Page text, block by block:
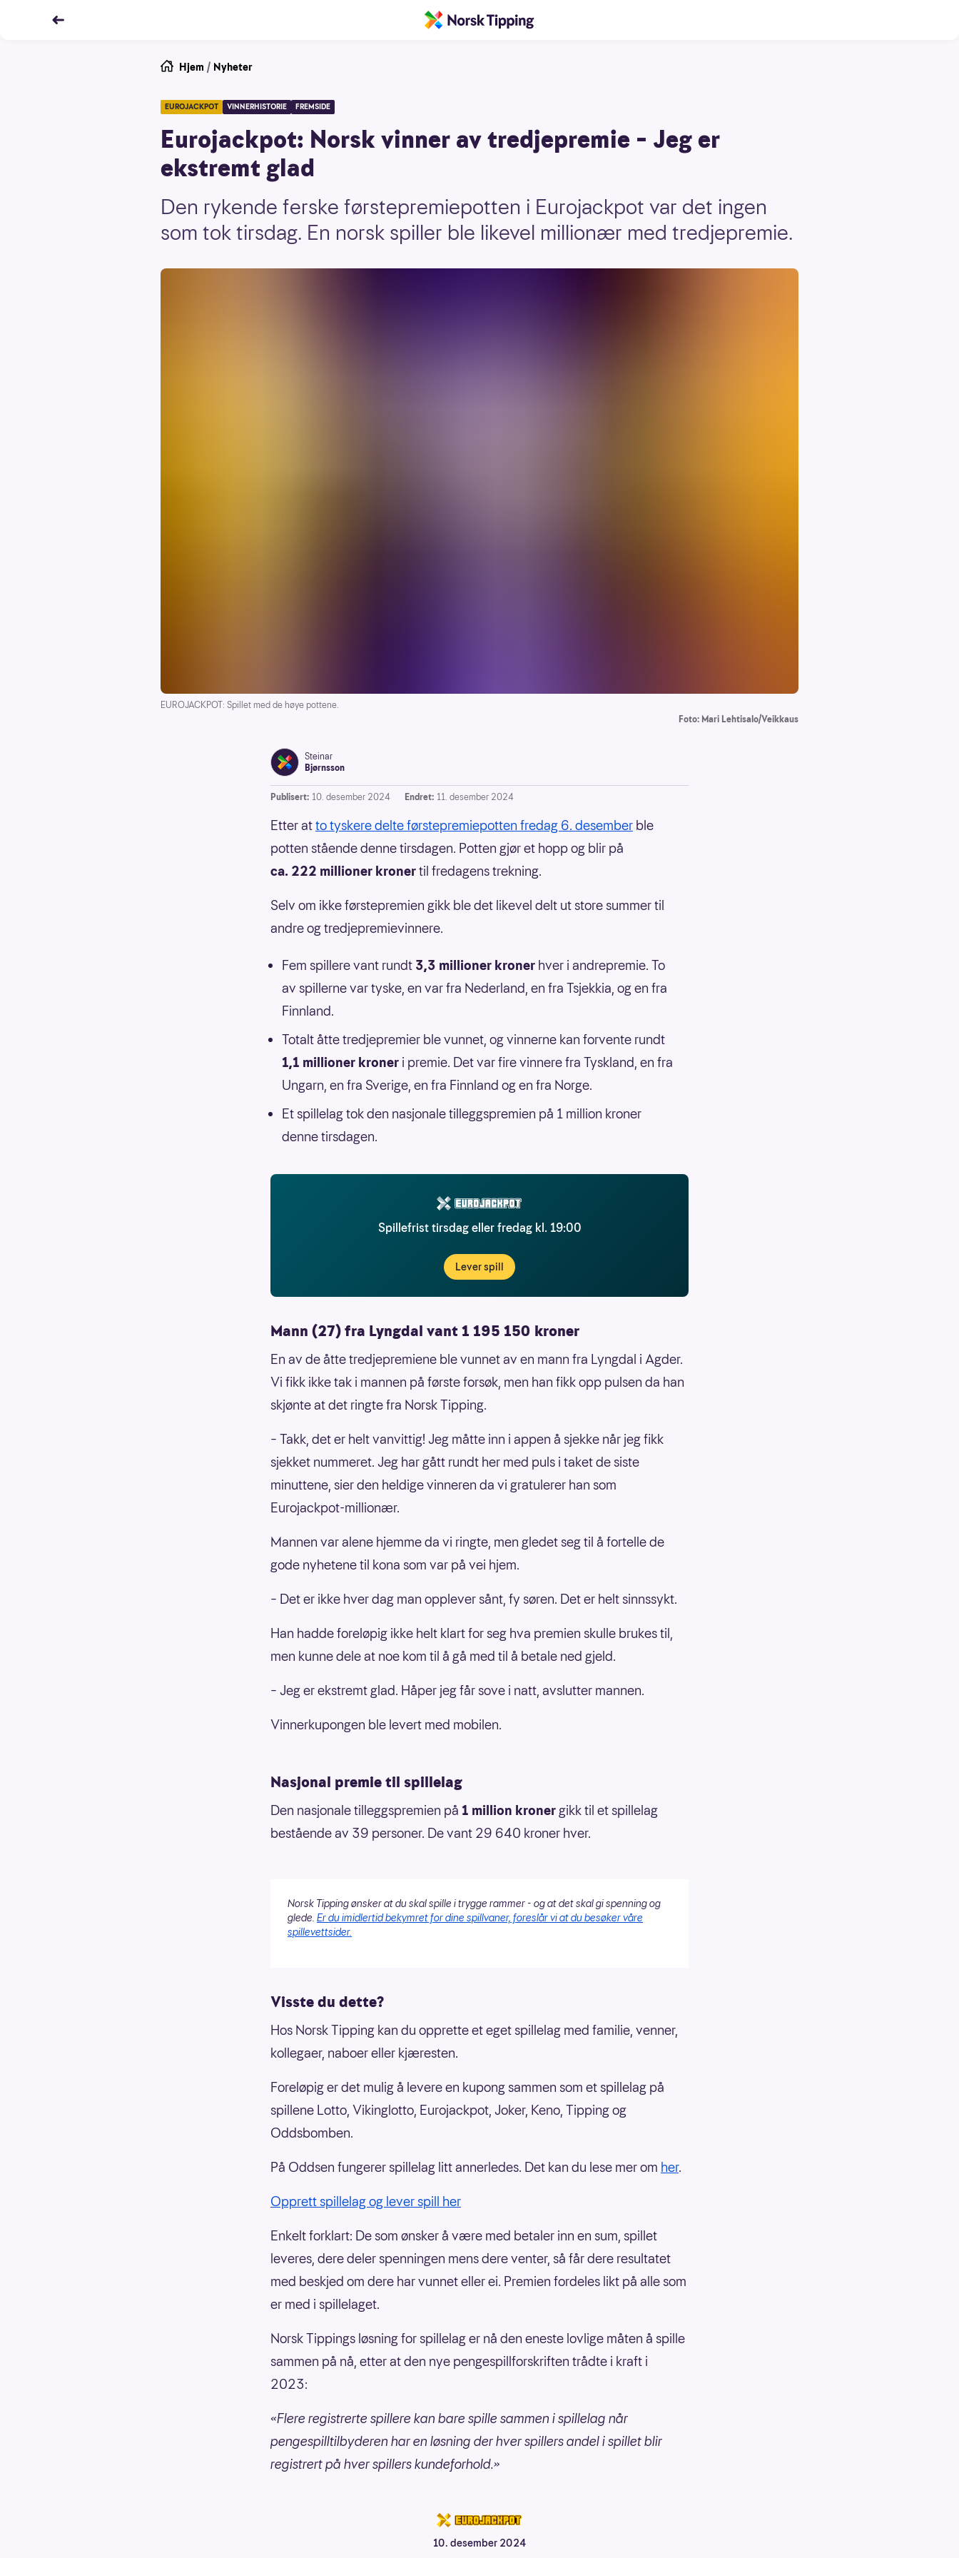
Hjem / Nyheter
EUROJACKPOT VINNERHISTORIE FREMSIDE
Eurojackpot: Norsk vinner av tredjepremie – Jeg er
ekstremt glad
Den rykende ferske førstepremiepotten i Eurojackpot var det ingen
som tok tirsdag. En norsk spiller ble likevel millionær med tredjepremie.
EUROJACKPOT: Spillet med de høye pottene.
Foto: Mari Lehtisalo/Veikkaus
Steinar
Bjørnsson
Publisert: 10. desember 2024 Endret: 11. desember 2024
Etter atto tyskere delte førstepremiepotten fredag 6. desember ble
potten stående denne tirsdagen. Potten gjør et hopp og blir på
ca. 222 millioner kronertil fredagens trekning.
Selv om ikke førstepremien gikk ble det likevel delt ut store summer til
andre og tredjepremievinnere.
Fem spillere vant rundt 3,3 millioner kroner hver i andrepremie. To
av spillerne var tyske, en var fra Nederland, en fra Tsjekkia, og en fra
Finnland.
Totalt åtte tredjepremier ble vunnet, og vinnerne kan forvente rundt
1,1 millioner kroner i premie. Det var fire vinnere fra Tyskland, en fra
Ungarn, en fra Sverige, en fra Finnland og en fra Norge.
Et spillelag tok den nasjonale tilleggspremien på 1 million kroner
denne tirsdagen.
Spillefrist tirsdag eller fredag kl. 19:00
Lever spill
Mann (27) fra Lyngdal vant 1 195 150 kroner
En av de åtte tredjepremiene ble vunnet av en mann fra Lyngdal i Agder.
Vi fikk ikke tak i mannen på første forsøk, men han fikk opp pulsen da han
skjønte at det ringte fra Norsk Tipping.
– Takk, det er helt vanvittig! Jeg måtte inn i appen å sjekke når jeg fikk
sjekket nummeret. Jeg har gått rundt her med puls i taket de siste
minuttene, sier den heldige vinneren da vi gratulerer han som
Eurojackpot-millionær.
Mannen var alene hjemme da vi ringte, men gledet seg til å fortelle de
gode nyhetene til kona som var på vei hjem.
– Det er ikke hver dag man opplever sånt, fy søren. Det er helt sinnssykt.
Han hadde foreløpig ikke helt klart for seg hva premien skulle brukes til,
men kunne dele at noe kom til å gå med til å betale ned gjeld.
– Jeg er ekstremt glad. Håper jeg får sove i natt, avslutter mannen.
Vinnerkupongen ble levert med mobilen.
Nasjonal premie til spillelag
Den nasjonale tilleggspremien på 1 million kronergikk til et spillelag
bestående av 39 personer. De vant 29 640 kroner hver.
Norsk Tipping ønsker at du skal spille i trygge rammer - og at det skal gi spenning og
glede. Er du imidlertid bekymret for dine spillvaner, foreslår vi at du besøker våre
spillevettsider.
Visste du dette?
Hos Norsk Tipping kan du opprette et eget spillelag med familie, venner,
kollegaer, naboer eller kjæresten.
Foreløpig er det mulig å levere en kupong sammen som et spillelag på
spillene Lotto, Vikinglotto, Eurojackpot, Joker, Keno, Tipping og
Oddsbomben.
På Oddsen fungerer spillelag litt annerledes. Det kan du lese mer om her.
Opprett spillelag og lever spill her
Enkelt forklart: De som ønsker å være med betaler inn en sum, spillet
leveres, dere deler spenningen mens dere venter, så får dere resultatet
med beskjed om dere har vunnet eller ei. Premien fordeles likt på alle som
er med i spillelaget.
Norsk Tippings løsning for spillelag er nå den eneste lovlige måten å spille
sammen på nå, etter at den nye pengespillforskriften trådte i kraft i
2023:
«Flere registrerte spillere kan bare spille sammen i spillelag når
pengespilltilbyderen har en løsning der hver spillers andel i spillet blir
registrert på hver spillers kundeforhold.»
10. desember 2024